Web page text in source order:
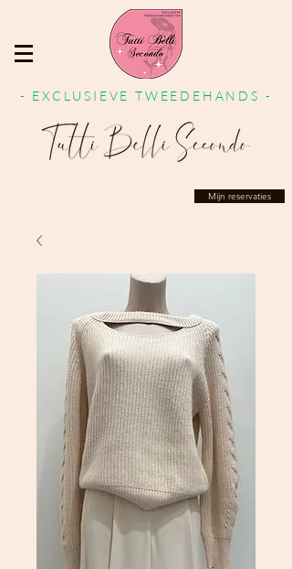
- EXCLUSIEVE TWEEDEHANDS -
Mijn reservaties